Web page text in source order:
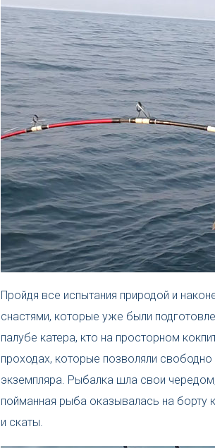
Пройдя все испытания природой и
снастями, которые уже были
палубе катера, кто на просторном
проходах, которые позволяли
экземпляра. Рыбалка шла свои
пойманная рыба оказывалась на борту
и скаты.